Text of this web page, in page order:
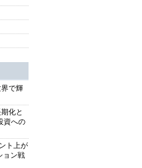
で輝
化と
資への
ト上が
ョン戦